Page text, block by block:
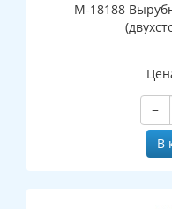
М-18188
−
В